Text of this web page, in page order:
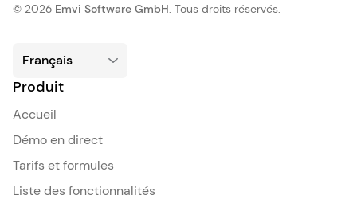
© 2026 Emvi Software GmbH. Tous droits réservés.
Produit
Accueil
Démo en direct
Tarifs et formules
Liste des fonctionnalités